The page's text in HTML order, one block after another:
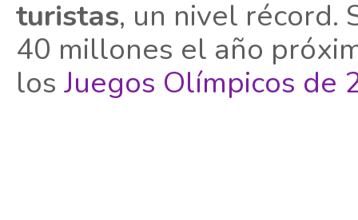
turistas, un nivel récord.
40 millones el año
los Juegos Olímpicos de